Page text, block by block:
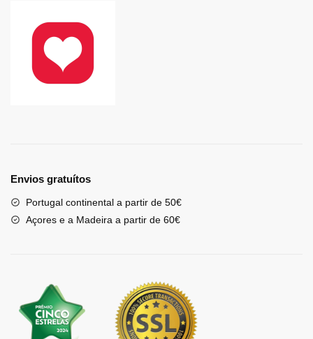
Envios gratuítos
Portugal continental a partir de 50€
Açores e a Madeira a partir de 60€